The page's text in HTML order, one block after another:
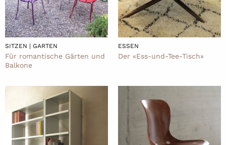
SITZEN | GARTEN
Für romantische Gärten und
Balkone
ESSEN
Der «Ess-und-Tee-Tisch»